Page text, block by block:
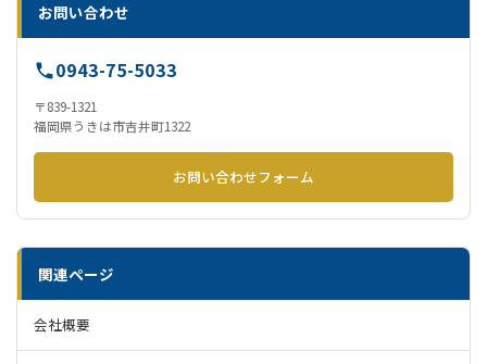
お問い合わせ
0943-75-5033
〒839-1321
福岡県うきは市吉井町1322
お問い合わせフォーム
関連ページ
会社概要